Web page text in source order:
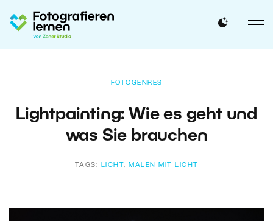
FOTOGENRES
Lightpainting: Wie es geht und
was Sie brauchen
TAGS: LICHT , MALEN MIT LICHT